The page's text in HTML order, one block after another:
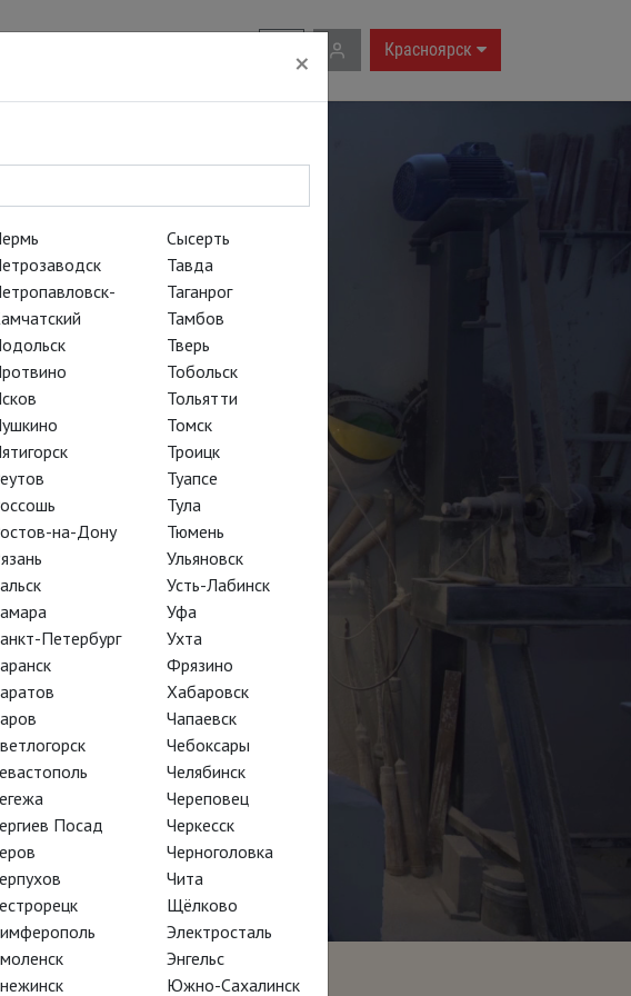
Красноярск
×
на-Дону
Петербург
Посад
Сысерть
Тавда
Таганрог
Тамбов
Тверь
Тобольск
Тольятти
Томск
Троицк
Туапсе
Тула
Тюмень
Ульяновск
Усть-Лабинск
Уфа
Ухта
Фрязино
Хабаровск
Чапаевск
Чебоксары
Челябинск
Череповец
Черкесск
Черноголовка
Чита
Щёлково
Электросталь
Энгельс
Южно-Сахалинск